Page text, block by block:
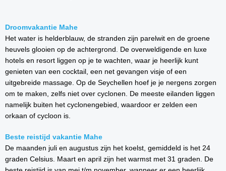
Droomvakantie Mahe
Het water is helderblauw, de stranden zijn parelwit en de groene
heuvels glooien op de achtergrond. De overweldigende en luxe
hotels en resort liggen op je te wachten, waar je heerlijk kunt
genieten van een cocktail, een net gevangen visje of een
uitgebreide massage. Op de Seychellen hoef je je nergens zorgen
om te maken, zelfs niet over cyclonen. De meeste eilanden liggen
namelijk buiten het cyclonengebied, waardoor er zelden een
orkaan of cycloon is.
Beste reistijd vakantie Mahe
De maanden juli en augustus zijn het koelst, gemiddeld is het 24
graden Celsius. Maart en april zijn het warmst met 31 graden. De